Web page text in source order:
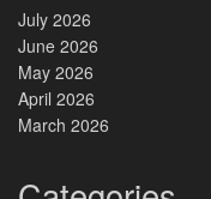
July 2026
June 2026
May 2026
April 2026
March 2026